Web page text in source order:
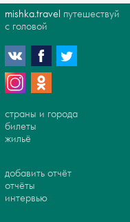
mishka.travel путешествуй
с головой
страны и города
билеты
жильё
добавить отчёт
отчёты
интервью